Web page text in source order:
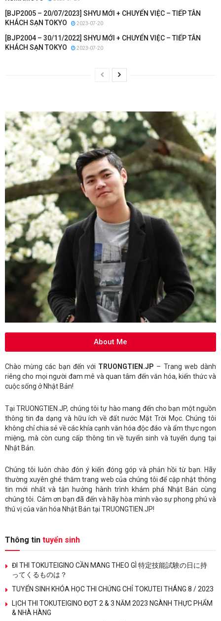
[BJP2005 – 20/07/2023] SHYU MỚI + CHUYỂN VIỆC – TIẾP TÂN
KHÁCH SẠN TOKYO
2023-07-20
[BJP2004 – 30/11/2022] SHYU MỚI + CHUYỂN VIỆC – TIẾP TÂN
KHÁCH SẠN TOKYO
2023-07-20
About Me
Chào mừng các bạn đến với TRUONGTIEN.JP – Trang web dành
riêng cho mọi người đam mê và quan tâm đến văn hóa, kiến thức và
cuộc sống ở Nhật Bản!
Tại TRUONGTIEN.JP, chúng tôi tự hào mang đến cho bạn một nguồn
thông tin đa dạng và hữu ích về đất nước Mặt Trời Mọc. Chúng tôi
không chỉ chia sẻ về các khía cạnh văn hóa độc đáo và ẩm thực ngon
miệng, mà còn cung cấp thông tin về tuyển sinh và tuyển dụng tại
Nhật Bản.
Chúng tôi luôn chào đón ý kiến đóng góp và phản hồi từ bạn. Hãy
thường xuyên ghé thăm trang web của chúng tôi để cập nhật thông
tin mới nhất và tận hưởng hành trình khám phá Nhật Bản cùng
chúng tôi. Cảm ơn bạn đã đến và hãy hòa mình vào sự phong phú và
thú vị của văn hóa Nhật Bản tại TRUONGTIEN.JP!
Thông tin tuyển sinh
ĐI THI TOKUTEIGINO CẦN MANG THEO GÌ 特定技能試験の日に持
ってくるものは？
TUYỂN SINH KHÓA HỌC THI CHỨNG CHỈ TOKUTEI THÁNG 8 / 2023
LỊCH THI TOKUTEIGINO ĐỢT 2 & 3 NĂM 2023 NGÀNH THỰC PHẨM
& NHÀ HÀNG